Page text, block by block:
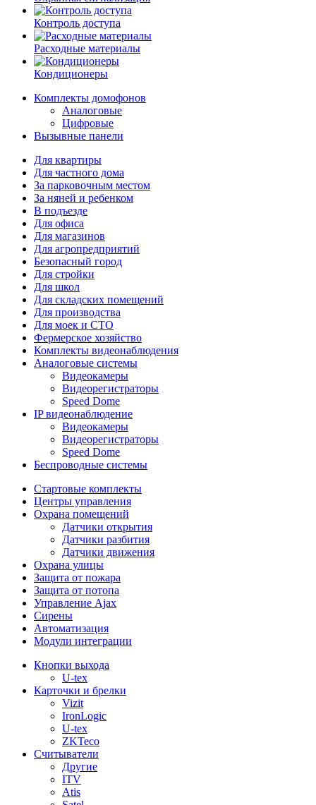
Контроль доступа
Расходные материалы
Кондиционеры
Комплекты домофонов
Аналоговые
Цифровые
Вызывные панели
Для квартиры
Для частного дома
За парковочным местом
За няней и ребенком
В подъезде
Для офиса
Для магазинов
Для агропредприятий
Безопасный город
Для стройки
Для школ
Для складских помещений
Для производства
Для моек и СТО
Фермерское хозяйство
Комплекты видеонаблюдения
Аналоговые системы
Видеокамеры
Видеорегистраторы
Speed Dome
IP видеонаблюдение
Видеокамеры
Видеорегистраторы
Speed Dome
Беспроводные системы
Стартовые комплекты
Центры управления
Охрана помещений
Датчики открытия
Датчики разбития
Датчики движения
Охрана улицы
Защита от пожара
Защита от потопа
Управление Ajax
Сирены
Автоматизация
Модули интеграции
Кнопки выхода
U-tex
Карточки и брелки
Vizit
IronLogic
U-tex
ZKTeco
Считыватели
Другие
ITV
Atis